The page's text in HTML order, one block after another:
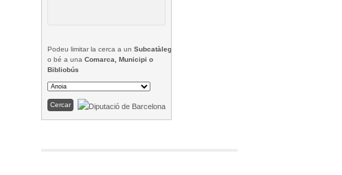
Podeu limitar la cerca a un Subcatàleg
o bé a una Comarca, Municipi o
Bibliobús